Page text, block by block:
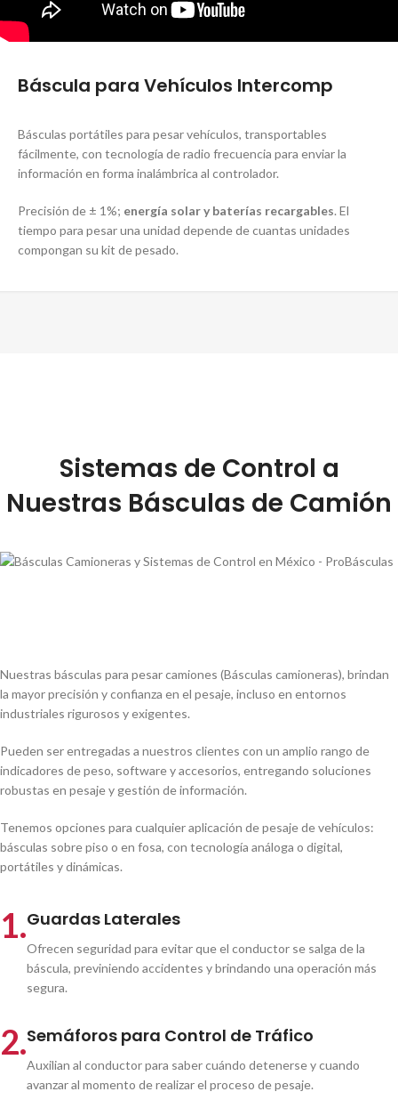
Báscula para Vehículos Intercomp
Básculas portátiles para pesar vehículos, transportables
fácilmente, con tecnología de radio frecuencia para enviar la
información en forma inalámbrica al controlador.
Precisión de ± 1%; energía solar y baterías recargables. El
tiempo para pesar una unidad depende de cuantas unidades
compongan su kit de pesado.
Sistemas de Control a
Nuestras Básculas de Camión
Nuestras básculas para pesar camiones (Básculas camioneras), brindan
la mayor precisión y confianza en el pesaje, incluso en entornos
industriales rigurosos y exigentes.
Pueden ser entregadas a nuestros clientes con un amplio rango de
indicadores de peso, software y accesorios, entregando soluciones
robustas en pesaje y gestión de información.
Tenemos opciones para cualquier aplicación de pesaje de vehículos:
básculas sobre piso o en fosa, con tecnología análoga o digital,
portátiles y dinámicas.
1.Guardas Laterales
Ofrecen seguridad para evitar que el conductor se salga de la
báscula, previniendo accidentes y brindando una operación más
segura.
2.Semáforos para Control de Tráfico
Auxilian al conductor para saber cuándo detenerse y cuando
avanzar al momento de realizar el proceso de pesaje.